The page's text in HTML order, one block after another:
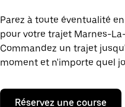
Parez à toute éventualité
pour votre trajet Marnes-
Commandez un trajet
moment et n'importe quel
Réservez une course